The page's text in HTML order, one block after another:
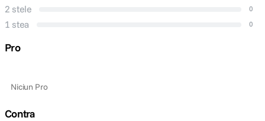
2 stele 0
1 stea 0
Pro
Niciun Pro
Contra